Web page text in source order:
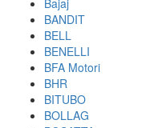
Bajaj
BANDIT
BELL
BENELLI
BFA Motori
BHR
BITUBO
BOLLAG